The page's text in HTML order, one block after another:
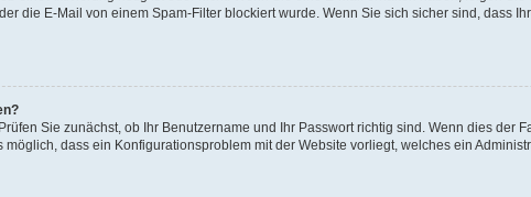
die E-Mail von einem Spam-Filter blockiert wurde. Wenn Sie sich sicher sind, dass
Sie zunächst, ob Ihr Benutzername und Ihr Passwort richtig sind. Wenn dies der
dass ein Konfigurationsproblem mit der Website vorliegt, welches ein